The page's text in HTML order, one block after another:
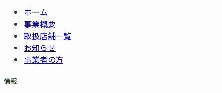
ホーム
事業概要
取扱店舗一覧
お知らせ
事業者の方
情報